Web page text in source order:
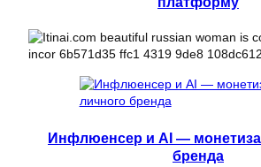
Инфлюенсер и AI —
бренда